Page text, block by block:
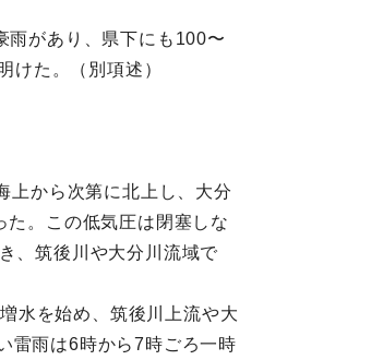
雨があり、県下にも100〜
けた。（別項述）
上から次第に北上し、大分
。この低気圧は閉塞しな
、筑後川や大分川流域で
水を始め、筑後川上流や大
雷雨は6時から7時ごろ一時